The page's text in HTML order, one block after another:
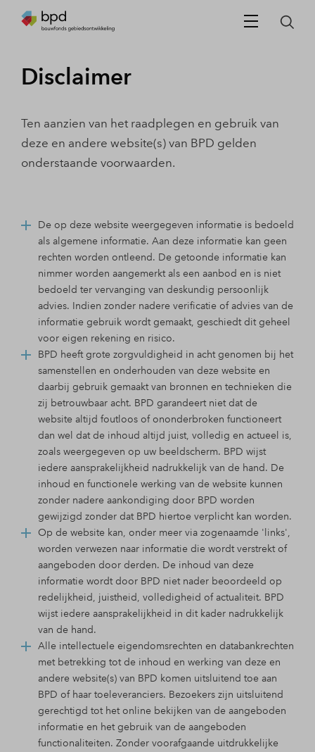
Disclaimer
Ten aanzien van het raadplegen en gebruik van
deze en andere website(s) van BPD gelden
onderstaande voorwaarden.
De op deze website weergegeven informatie is bedoeld
als algemene informatie. Aan deze informatie kan geen
rechten worden ontleend. De getoonde informatie kan
nimmer worden aangemerkt als een aanbod en is niet
bedoeld ter vervanging van deskundig persoonlijk
advies. Indien zonder nadere verificatie of advies van de
informatie gebruik wordt gemaakt, geschiedt dit geheel
voor eigen rekening en risico.
BPD heeft grote zorgvuldigheid in acht genomen bij het
samenstellen en onderhouden van deze website en
daarbij gebruik gemaakt van bronnen en technieken die
zij betrouwbaar acht. BPD garandeert niet dat de
website altijd foutloos of ononderbroken functioneert
dan wel dat de inhoud altijd juist, volledig en actueel is,
zoals weergegeven op uw beeldscherm. BPD wijst
iedere aansprakelijkheid nadrukkelijk van de hand. De
inhoud en functionele werking van de website kunnen
zonder nadere aankondiging door BPD worden
gewijzigd zonder dat BPD hiertoe verplicht kan worden.
Op de website kan, onder meer via zogenaamde 'links',
worden verwezen naar informatie die wordt verstrekt of
aangeboden door derden. De inhoud van deze
informatie wordt door BPD niet nader beoordeeld op
redelijkheid, juistheid, volledigheid of actualiteit. BPD
wijst iedere aansprakelijkheid in dit kader nadrukkelijk
van de hand.
Alle intellectuele eigendomsrechten en databankrechten
met betrekking tot de inhoud en werking van deze en
andere website(s) van BPD komen uitsluitend toe aan
BPD of haar toeleveranciers. Bezoekers zijn uitsluitend
gerechtigd tot het online bekijken van de aangeboden
informatie en het gebruik van de aangeboden
functionaliteiten. Zonder voorafgaande uitdrukkelijke